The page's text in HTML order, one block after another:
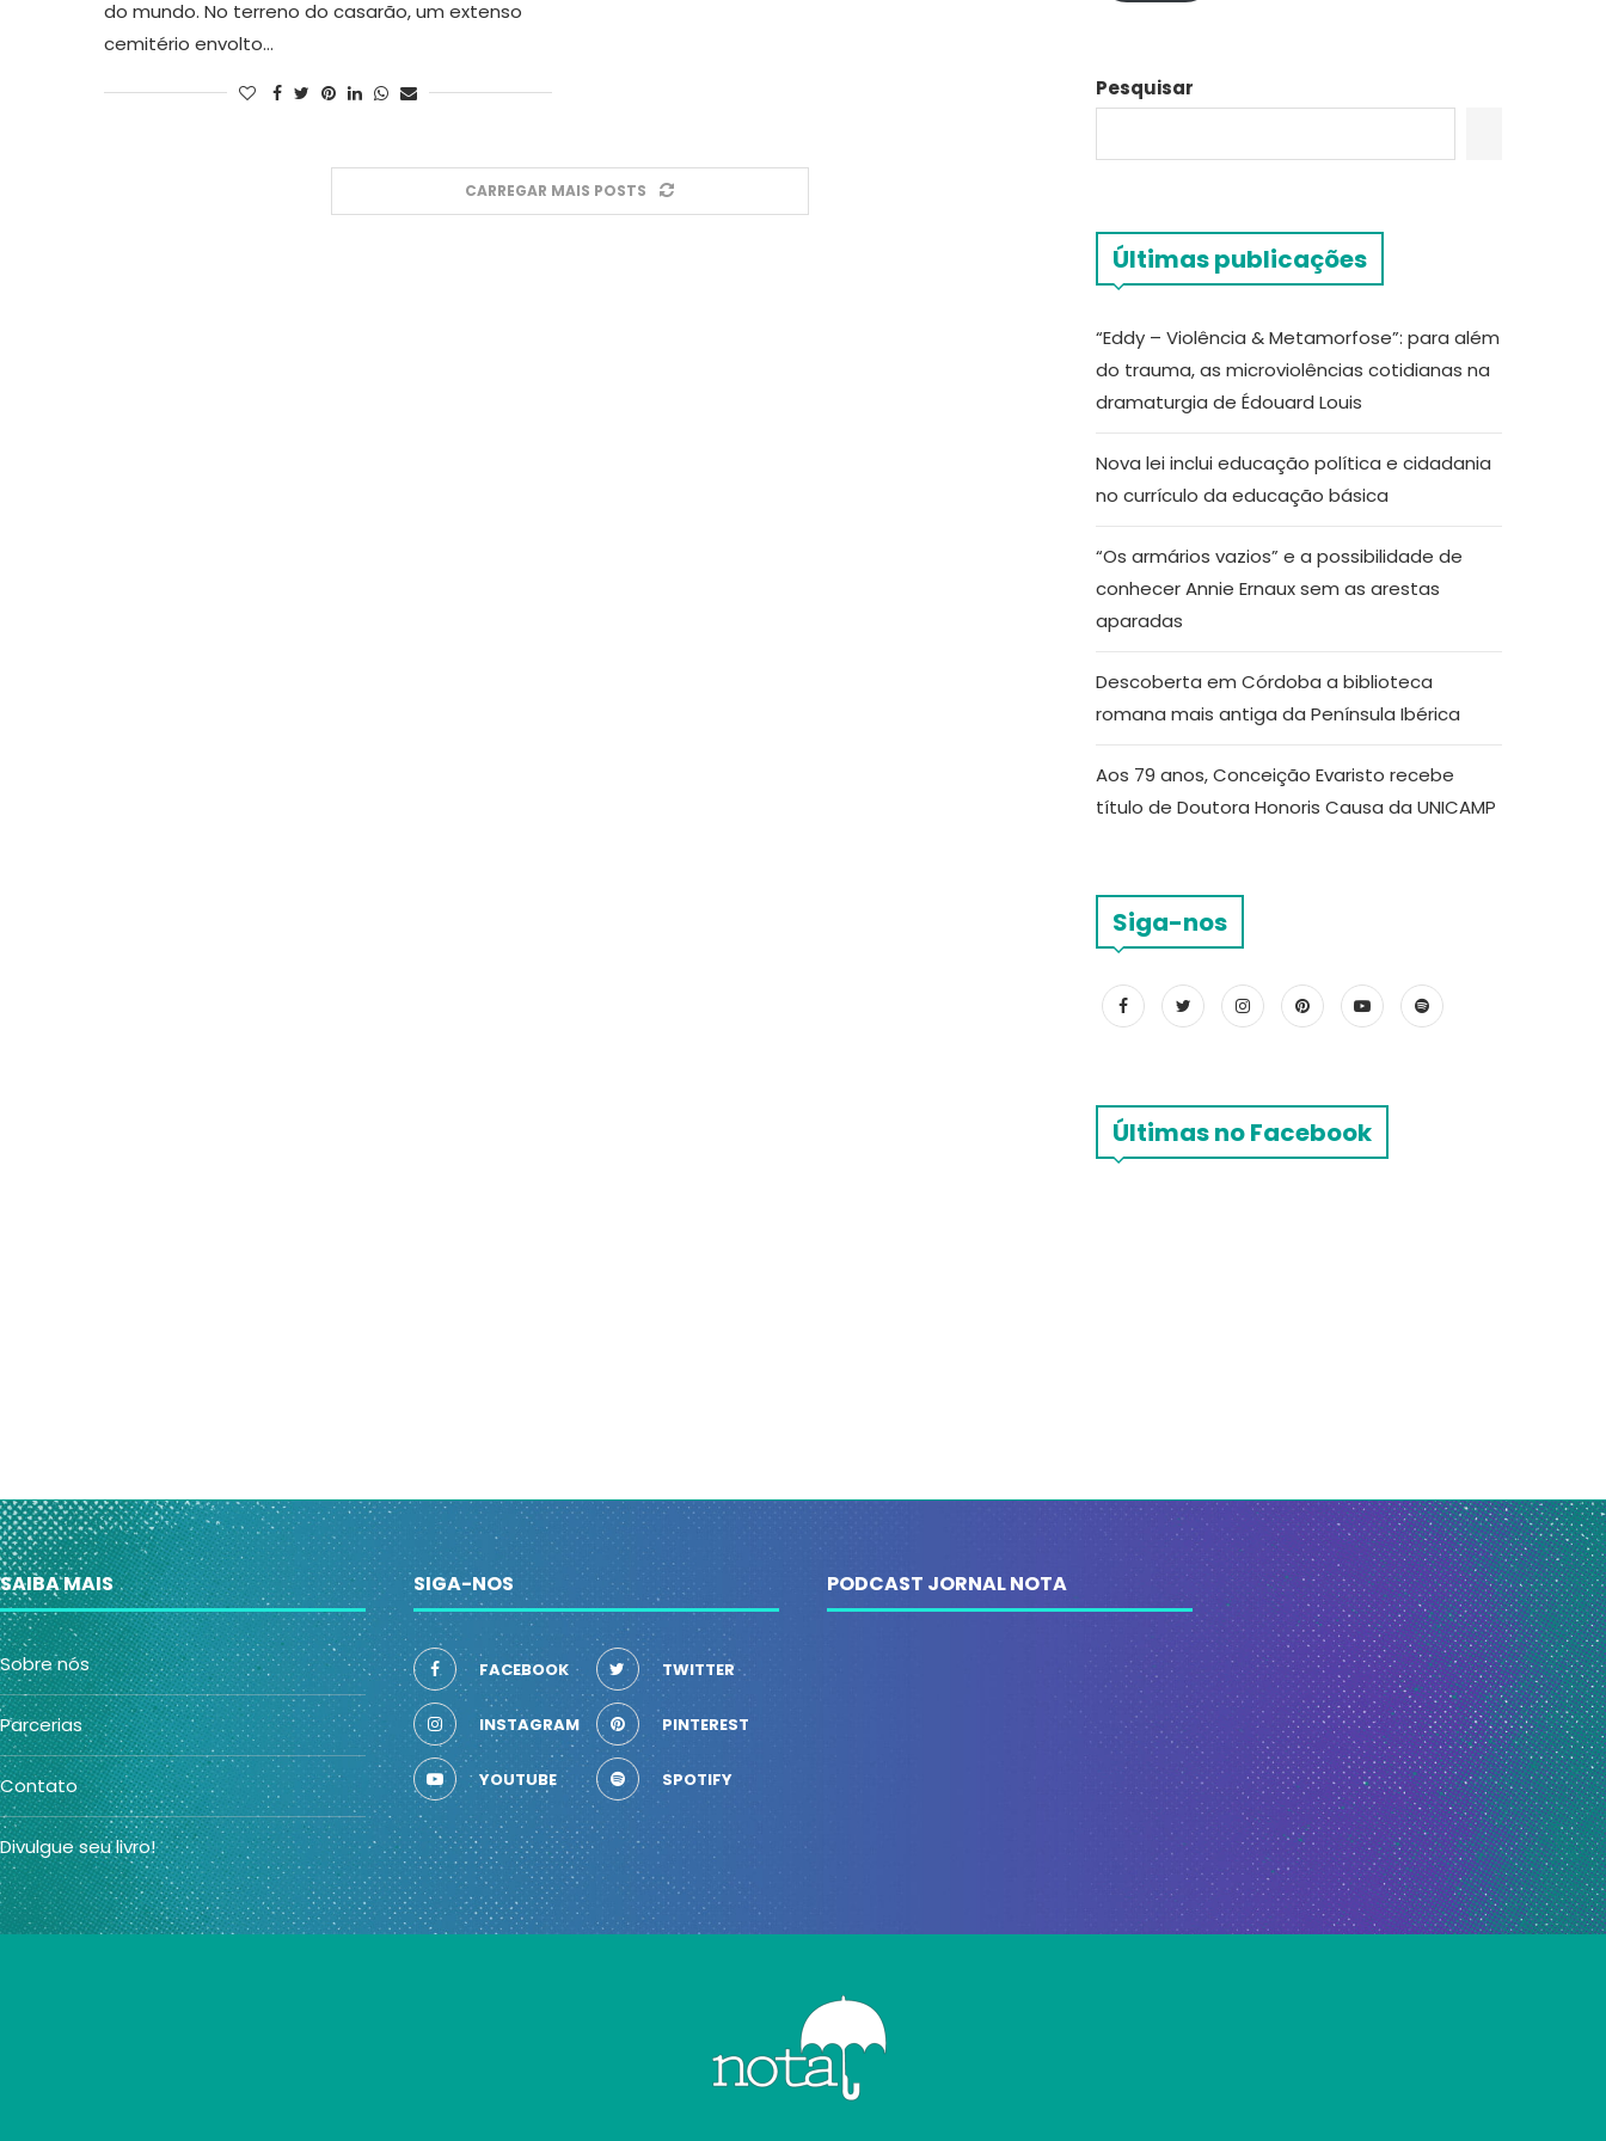
do mundo. No terreno do casarão, um extenso
cemitério envolto…
CARREGAR MAIS POSTS
Pesquisar
Últimas publicações
“Eddy – Violência & Metamorfose”: para além
do trauma, as microviolências cotidianas na
dramaturgia de Édouard Louis
Nova lei inclui educação política e cidadania
no currículo da educação básica
“Os armários vazios” e a possibilidade de
conhecer Annie Ernaux sem as arestas
aparadas
Descoberta em Córdoba a biblioteca
romana mais antiga da Península Ibérica
Aos 79 anos, Conceição Evaristo recebe
título de Doutora Honoris Causa da UNICAMP
Siga-nos
Últimas no Facebook
SAIBA MAIS
Sobre nós
Parcerias
Contato
Divulgue seu livro!
SIGA-NOS
FACEBOOK TWITTER
INSTAGRAM PINTEREST
YOUTUBE SPOTIFY
PODCAST JORNAL NOTA